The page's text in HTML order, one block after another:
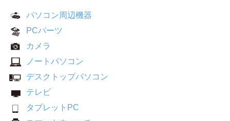
パソコン周辺機器
PCパーツ
カメラ
ノートパソコン
デスクトップパソコン
テレビ
タブレットPC